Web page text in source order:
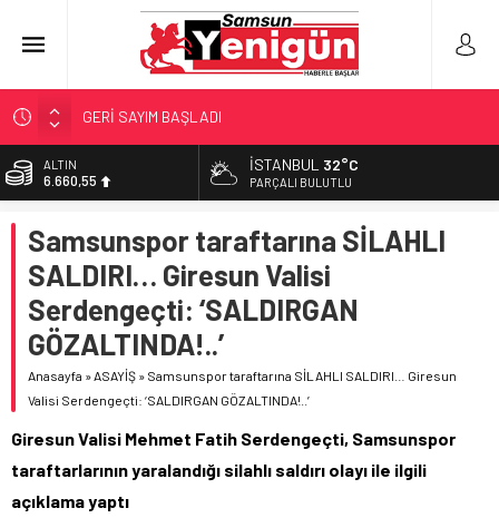
GERİ SAYIM BAŞLADI
SAMSUNSPOR’DA HEDEF 5’İNCİLİK!
‘BAFRA’YA YATIRIM YAPIN!’
YÖNETİCİ SEÇERKEN YAPILAN EN BÜYÜK HATALAR
ALTIN
6.660,55
13.779,39
DOLAR
47,7111
EURO
55,1881
İSTANBUL 32°C
PARÇALI BULUTLU
Samsunspor taraftarına SİLAHLI
SALDIRI… Giresun Valisi
Serdengeçti: ‘SALDIRGAN
GÖZALTINDA!..’
Anasayfa »ASAYİŞ » Samsunspor taraftarına SİLAHLI SALDIRI… Giresun
Valisi Serdengeçti: ‘SALDIRGAN GÖZALTINDA!..’
Giresun Valisi Mehmet Fatih Serdengeçti, Samsunspor
taraftarlarının yaralandığı silahlı saldırı olayı ile ilgili
açıklama yaptı